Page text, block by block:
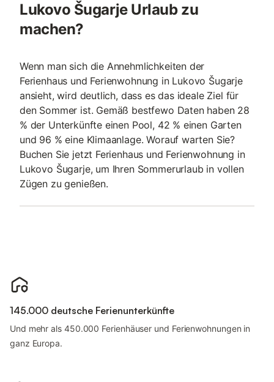
Lukovo Šugarje Urlaub zu
machen?
Wenn man sich die Annehmlichkeiten der
Ferienhaus und Ferienwohnung in Lukovo Šugarje
ansieht, wird deutlich, dass es das ideale Ziel für
den Sommer ist. Gemäß bestfewo Daten haben 28
% der Unterkünfte einen Pool, 42 % einen Garten
und 96 % eine Klimaanlage. Worauf warten Sie?
Buchen Sie jetzt Ferienhaus und Ferienwohnung in
Lukovo Šugarje, um Ihren Sommerurlaub in vollen
Zügen zu genießen.
145.000 deutsche Ferienunterkünfte
Und mehr als 450.000 Ferienhäuser und Ferienwohnungen in
ganz Europa.